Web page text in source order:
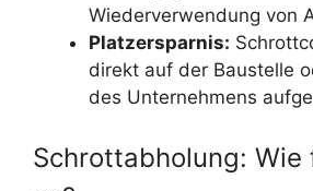
Wiederverwendung von
Platzersparnis:
direkt auf der Baustelle
des Unternehmens
Schrottabholung: